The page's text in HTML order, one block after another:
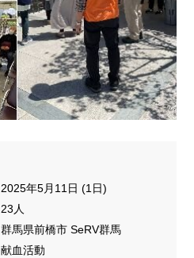
2025年5月11日 (1日)
23人
群馬県前橋市 SeRV群馬
献血活動